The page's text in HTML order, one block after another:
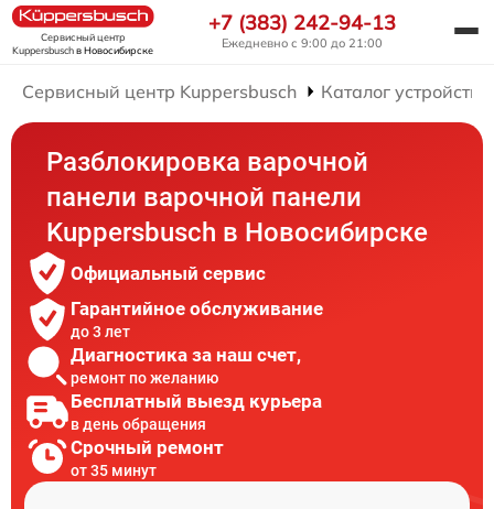
Сервисный центр
Kuppersbuschв Новосибирске
+7 (383) 242-94-13
Ежедневно с 9:00 до 21:00
Сервисный центр Kuppersbusch Каталог устройств
Разблокировка варочной
панели варочной панели
Kuppersbusch в Новосибирске
Официальный сервис
Гарантийное обслуживание
до 3 лет
Диагностика за наш счет,
ремонт по желанию
Бесплатный выезд курьера
в день обращения
Срочный ремонт
от 35 минут